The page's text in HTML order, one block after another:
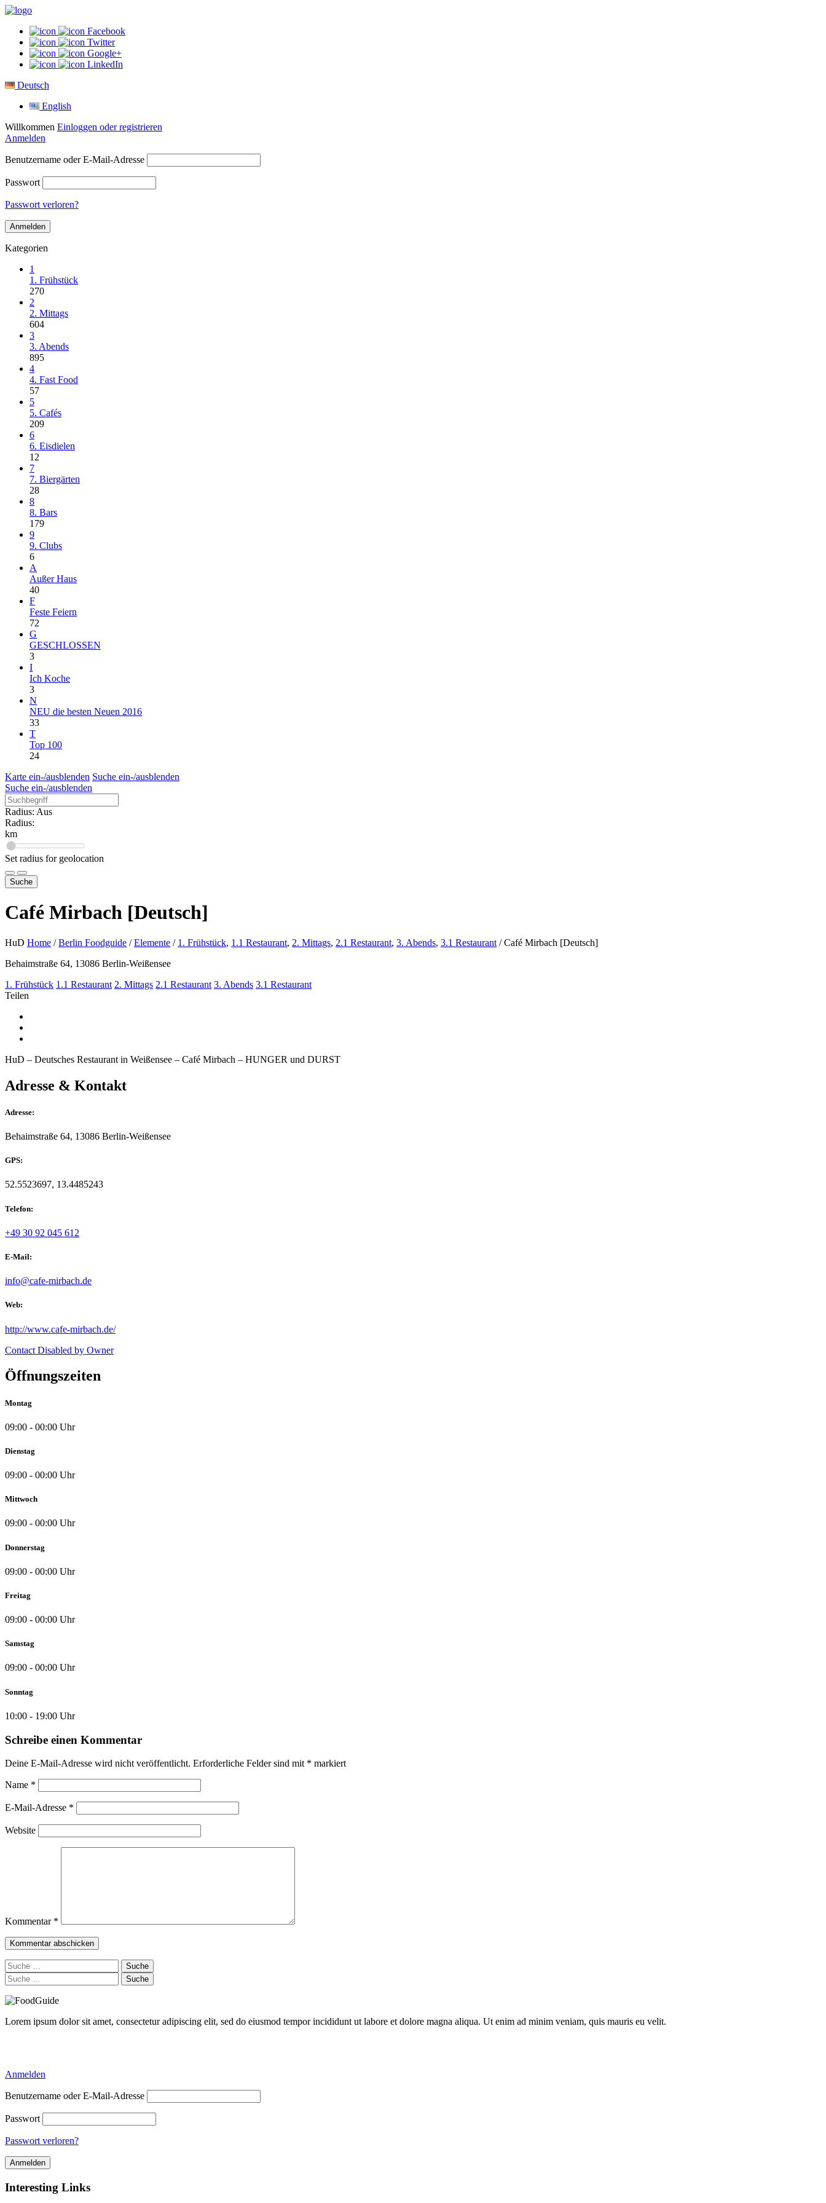
Facebook
Twitter
Google+
LinkedIn
Deutsch
English
Willkommen Einloggen oder registrieren
Anmelden
Benutzername oder E-Mail-Adresse
Passwort
Passwort verloren?
Kategorien
1
1. Frühstück
270
2
2. Mittags
604
3
3. Abends
895
4
4. Fast Food
57
5
5. Cafés
209
6
6. Eisdielen
12
7
7. Biergärten
28
8
8. Bars
179
9
9. Clubs
6
A
Außer Haus
40
F
Feste Feiern
72
G
GESCHLOSSEN
3
I
Ich Koche
3
N
NEU die besten Neuen 2016
33
T
Top 100
24
Karte ein-/ausblenden Suche ein-/ausblenden
Suche ein-/ausblenden
Radius: Aus
Radius:
km
Set radius for geolocation
Suche
Café Mirbach [Deutsch]
HuD Home / Berlin Foodguide / Elemente / 1. Frühstück, 1.1 Restaurant, 2. Mittags, 2.1 Restaurant, 3. Abends, 3.1 Restaurant / Café Mirbach [Deutsch]
Behaimstraße 64, 13086 Berlin-Weißensee
1. Frühstück 1.1 Restaurant 2. Mittags 2.1 Restaurant 3. Abends 3.1 Restaurant
Teilen
HuD – Deutsches Restaurant in Weißensee – Café Mirbach – HUNGER und DURST
Adresse & Kontakt
Adresse:
Behaimstraße 64, 13086 Berlin-Weißensee
GPS:
52.5523697, 13.4485243
Telefon:
+49 30 92 045 612
E-Mail:
info@cafe-mirbach.de
Web:
http://www.cafe-mirbach.de/
Contact Disabled by Owner
Öffnungszeiten
Montag
09:00 - 00:00 Uhr
Dienstag
09:00 - 00:00 Uhr
Mittwoch
09:00 - 00:00 Uhr
Donnerstag
09:00 - 00:00 Uhr
Freitag
09:00 - 00:00 Uhr
Samstag
09:00 - 00:00 Uhr
Sonntag
10:00 - 19:00 Uhr
Schreibe einen Kommentar
Deine E-Mail-Adresse wird nicht veröffentlicht. Erforderliche Felder sind mit * markiert
Name *
E-Mail-Adresse *
Website
Kommentar *
Suche
nach:
Suche
nach:
Lorem ipsum dolor sit amet, consectetur adipiscing elit, sed do eiusmod tempor incididunt ut labore et dolore magna aliqua. Ut enim ad minim veniam, quis mauris eu velit.
Anmelden
Benutzername oder E-Mail-Adresse
Passwort
Passwort verloren?
Interesting Links